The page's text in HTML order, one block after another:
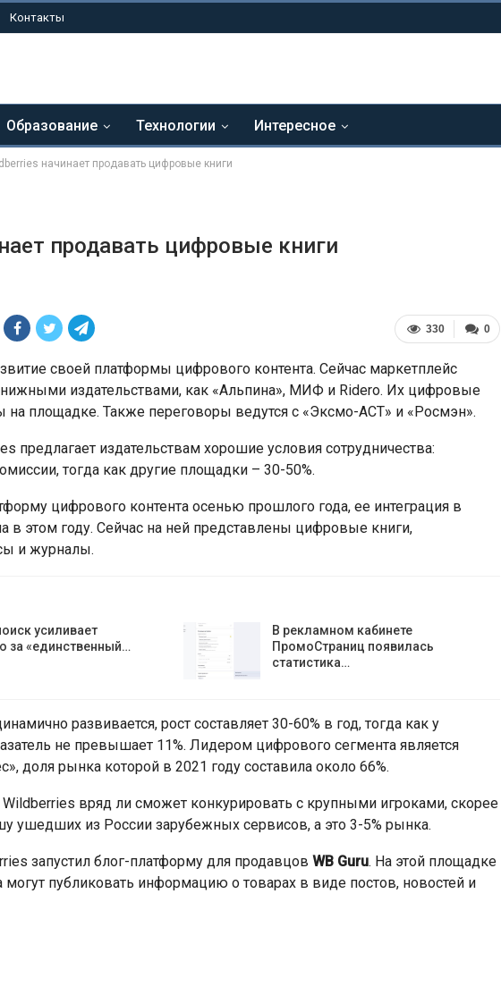
Контакты
Образование Технологии Интересное
начинает продавать цифровые книги
продавать цифровые книги
0
330
своей платформы цифрового контента. Сейчас маркетплейс
издательствами, как «Альпина», МИФ и Ridero. Их цифровые
на площадке. Также переговоры ведутся с «Эксмо-АСТ» и «Росмэн».
предлагает издательствам хорошие условия сотрудничества:
тогда как другие площадки – 30-50%.
цифрового контента осенью прошлого года, ее интеграция в
в этом году. Сейчас на ней представлены цифровые книги,
и журналы.
усиливает
за «единственный…
В рекламном кабинете
ПромоСтраниц появилась
статистика…
развивается, рост составляет 30-60% в год, тогда как у
не превышает 11%. Лидером цифрового сегмента является
доля рынка которой в 2021 году составила около 66%.
вряд ли сможет конкурировать с крупными игроками, скорее
ушедших из России зарубежных сервисов, а это 3-5% рынка.
запустил блог-платформу для продавцов WB Guru. На этой площадке
публиковать информацию о товарах в виде постов, новостей и